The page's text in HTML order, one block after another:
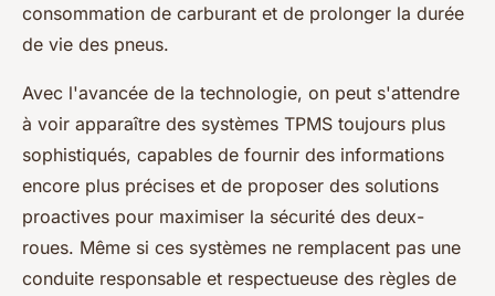
consommation de carburant et de prolonger la durée
de vie des pneus.
Avec l'avancée de la technologie, on peut s'attendre
à voir apparaître des systèmes TPMS toujours plus
sophistiqués, capables de fournir des informations
encore plus précises et de proposer des solutions
proactives pour maximiser la sécurité des deux-
roues. Même si ces systèmes ne remplacent pas une
conduite responsable et respectueuse des règles de